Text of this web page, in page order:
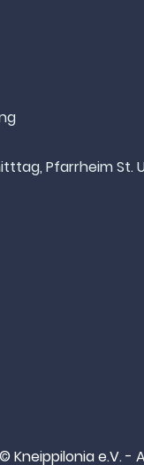
Pfarrheim St.
© Kneippilonia e.V. -